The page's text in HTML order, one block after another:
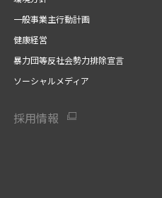
一般事業主行動計画
健康経営
暴力団等反社会勢力排除宣言
ソーシャルメディア
採用情報